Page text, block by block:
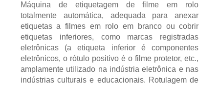
Máquina de etiquetagem de filme em rolo
totalmente automática, adequada para anexar
etiquetas a filmes em rolo em branco ou cobrir
etiquetas inferiores, como marcas registradas
eletrônicas (a etiqueta inferior é componentes
eletrônicos, o rótulo positivo é o filme protetor, etc.,
amplamente utilizado na indústria eletrônica e nas
indústrias culturais e educacionais. Rotulagem de